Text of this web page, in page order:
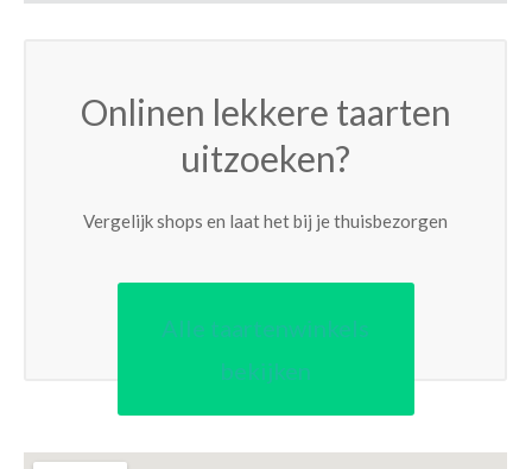
Onlinen lekkere taarten
uitzoeken?
Vergelijk shops en laat het bij je thuisbezorgen
Alle taartenwinkels
bekijken